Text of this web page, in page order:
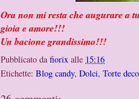
Ora non mi resta che augurare a
gioia e amore!!!
Un bacione grandissimo!!!
Pubblicato dafiorix alle 15:16
Etichette: Blog candy, Dolci, Torte